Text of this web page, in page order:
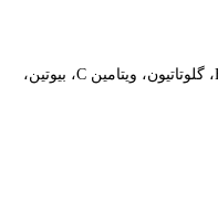
اسیدهای آمینه، هیالورونیک اسید، ویتامین E، گلوتاتیون، ویتامین C، بیوتین،